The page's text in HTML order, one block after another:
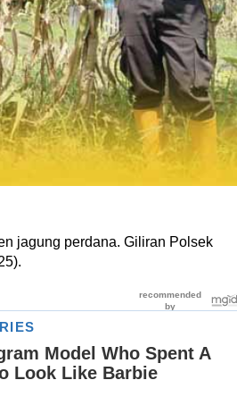
jagung perdana. Giliran Polsek